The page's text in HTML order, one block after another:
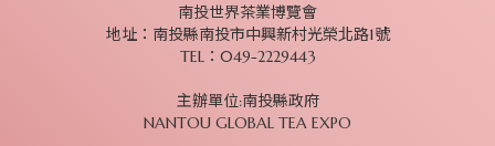
南投世界茶業博覽會
地址： 南投縣南投市中興新村光榮北路1號
TEL：049-2229443
主辦單位:南投縣政府
NANTOU GLOBAL TEA EXPO